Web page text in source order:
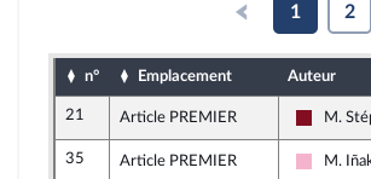
1 2
n° Emplacement Auteur
21 Article PREMIER
Gauche
M.
35 Article PREMIER M.